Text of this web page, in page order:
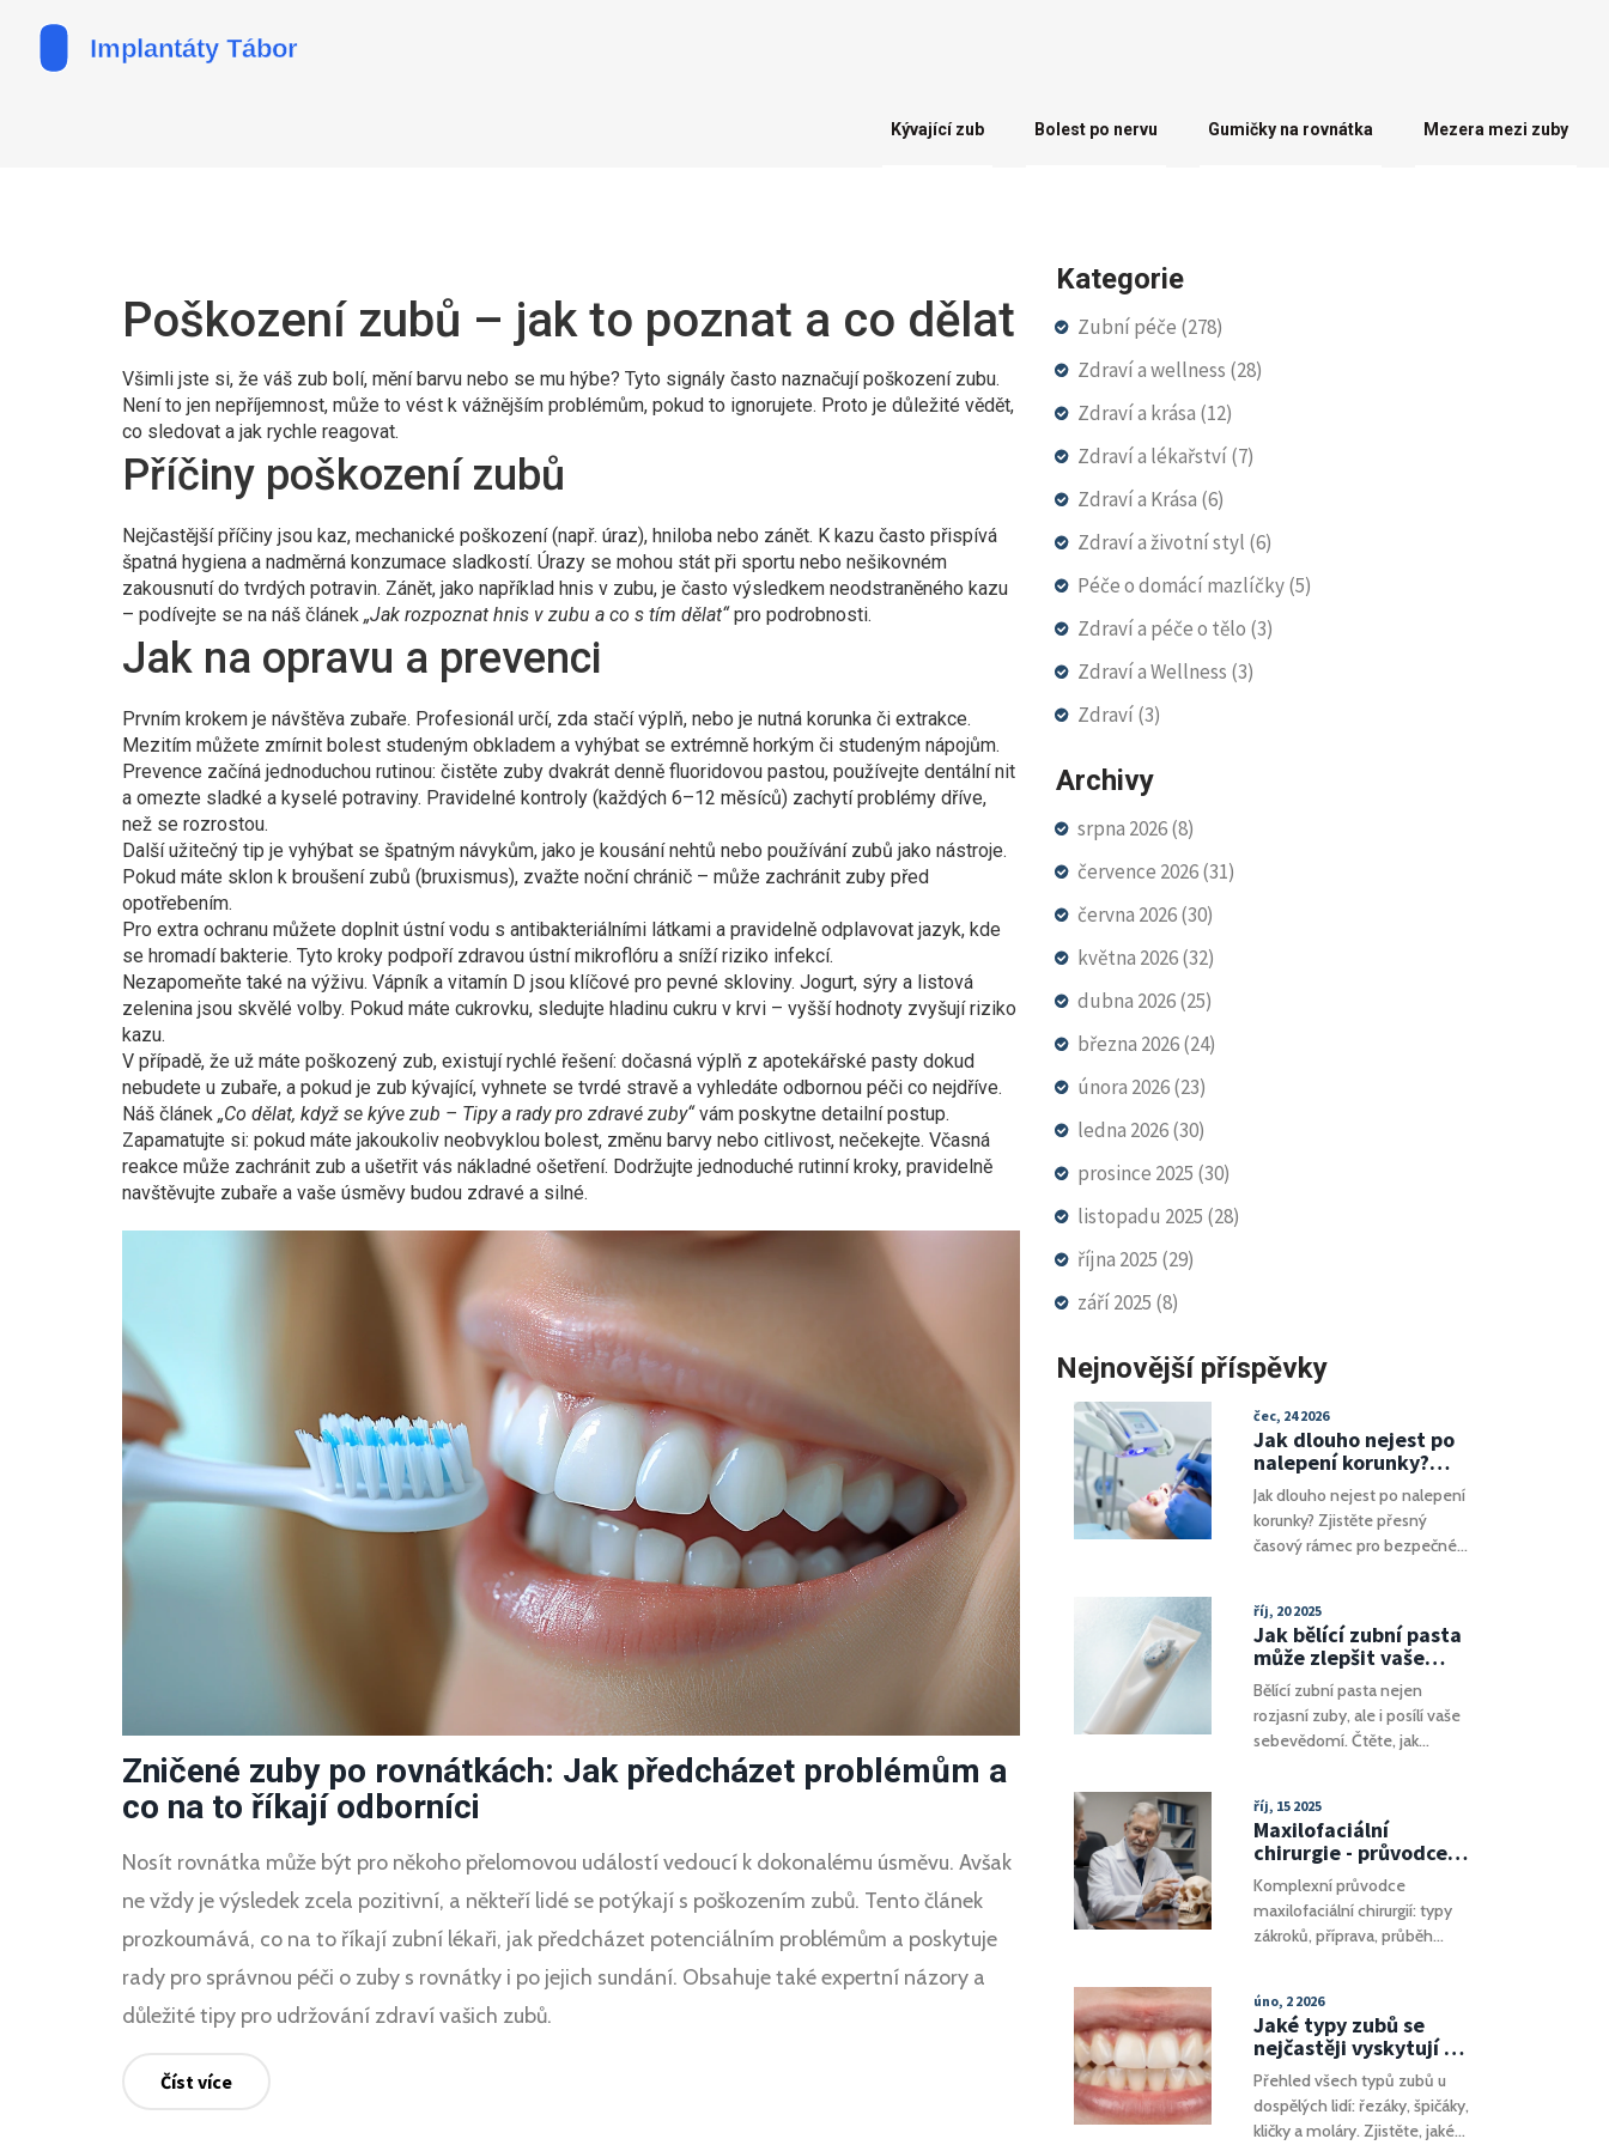
Kývající zub Bolest po nervu Gumičky na rovnátka Mezera mezi zuby
Poškození zubů – jak to poznat a co dělat
Všimli jste si, že váš zub bolí, mění barvu nebo se mu hýbe? Tyto signály často naznačují poškození zubu.
Není to jen nepříjemnost, může to vést k vážnějším problémům, pokud to ignorujete. Proto je důležité vědět,
co sledovat a jak rychle reagovat.
Příčiny poškození zubů
Nejčastější příčiny jsou kaz, mechanické poškození (např. úraz), hniloba nebo zánět. K kazu často přispívá
špatná hygiena a nadměrná konzumace sladkostí. Úrazy se mohou stát při sportu nebo nešikovném
zakousnutí do tvrdých potravin. Zánět, jako například hnis v zubu, je často výsledkem neodstraněného kazu
– podívejte se na náš článek „Jak rozpoznat hnis v zubu a co s tím dělat“pro podrobnosti.
Jak na opravu a prevenci
Prvním krokem je návštěva zubaře. Profesionál určí, zda stačí výplň, nebo je nutná korunka či extrakce.
Mezitím můžete zmírnit bolest studeným obkladem a vyhýbat se extrémně horkým či studeným nápojům.
Prevence začíná jednoduchou rutinou: čistěte zuby dvakrát denně fluoridovou pastou, používejte dentální nit
a omezte sladké a kyselé potraviny. Pravidelné kontroly (každých 6–12 měsíců) zachytí problémy dříve,
než se rozrostou.
Další užitečný tip je vyhýbat se špatným návykům, jako je kousání nehtů nebo používání zubů jako nástroje.
Pokud máte sklon k broušení zubů (bruxismus), zvažte noční chránič – může zachránit zuby před
opotřebením.
Pro extra ochranu můžete doplnit ústní vodu s antibakteriálními látkami a pravidelně odplavovat jazyk, kde
se hromadí bakterie. Tyto kroky podpoří zdravou ústní mikroflóru a sníží riziko infekcí.
Nezapomeňte také na výživu. Vápník a vitamín D jsou klíčové pro pevné skloviny. Jogurt, sýry a listová
zelenina jsou skvělé volby. Pokud máte cukrovku, sledujte hladinu cukru v krvi – vyšší hodnoty zvyšují riziko
kazu.
V případě, že už máte poškozený zub, existují rychlé řešení: dočasná výplň z apotekářské pasty dokud
nebudete u zubaře, a pokud je zub kývající, vyhnete se tvrdé stravě a vyhledáte odbornou péči co nejdříve.
Náš článek „Co dělat, když se kýve zub – Tipy a rady pro zdravé zuby“vám poskytne detailní postup.
Zapamatujte si: pokud máte jakoukoliv neobvyklou bolest, změnu barvy nebo citlivost, nečekejte. Včasná
reakce může zachránit zub a ušetřit vás nákladné ošetření. Dodržujte jednoduché rutinní kroky, pravidelně
navštěvujte zubaře a vaše úsměvy budou zdravé a silné.
Zničené zuby po rovnátkách: Jak předcházet problémům a
co na to říkají odborníci
Nosít rovnátka může být pro někoho přelomovou událostí vedoucí k dokonalému úsměvu. Avšak
ne vždy je výsledek zcela pozitivní, a někteří lidé se potýkají s poškozením zubů. Tento článek
prozkoumává, co na to říkají zubní lékaři, jak předcházet potenciálním problémům a poskytuje
rady pro správnou péči o zuby s rovnátky i po jejich sundání. Obsahuje také expertní názory a
důležité tipy pro udržování zdraví vašich zubů.
Číst více
Kategorie
Zubní péče (278)
Zdraví a wellness (28)
Zdraví a krása (12)
Zdraví a lékařství(7)
Zdraví a Krása (6)
Zdraví a životní styl (6)
Péče o domácí mazlíčky(5)
Zdraví a péče o tělo (3)
Zdraví a Wellness (3)
Zdraví(3)
Archivy
srpna 2026(8)
července 2026(31)
června 2026(30)
května 2026(32)
dubna 2026(25)
března 2026(24)
února 2026(23)
ledna 2026(30)
prosince 2025 (30)
listopadu 2025 (28)
října 2025 (29)
září 2025 (8)
Nejnovější příspěvky
čec, 24 2026
Jak dlouho nejest po
nalepení korunky?
Komplexní průvodce
péčí o novou
celokeramickou
korunku
Jak dlouho nejest po nalepení
korunky? Zjistěte přesný
časový rámec pro bezpečné
Praktické tipy, tabulka rizik a
odpovědi na časté otázky.
říj, 20 2025
Jak bělící zubní pasta
může zlepšit vaše
sebevědomí
Bělící zubní pasta nejen
rozjasní zuby, ale i posílí vaše
sebevědomí. Čtěte, jak
úsměvu.
říj, 15 2025
Maxilofaciální
chirurgie - průvodce
postupy, přípravou i
zotavením
Komplexní průvodce
maxilofaciální chirurgií: typy
zákroků, příprava, průběh
životu.
úno, 2 2026
Jaké typy zubů se
nejčastěji vyskytují u
lidí? Přehled všech
druhů a jejich funkce
Přehled všech typů zubů u
dospělých lidí: řezáky, špičáky,
kličky a moláry. Zjistěte, jaké